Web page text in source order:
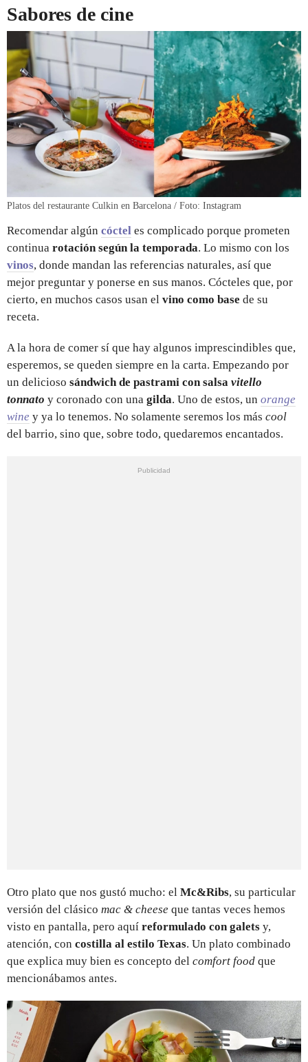
Sabores de cine
Platos del restaurante Culkin en Barcelona / Foto: Instagram
Recomendar algún cóctel es complicado porque prometen
continua rotación según la temporada. Lo mismo con los
vinos, donde mandan las referencias naturales, así que
mejor preguntar y ponerse en sus manos. Cócteles que, por
cierto, en muchos casos usan el vino como base de su
receta.
A la hora de comer sí que hay algunos imprescindibles que,
esperemos, se queden siempre en la carta. Empezando por
un delicioso sándwich de pastrami con salsa vitello
tonnato y coronado con una gilda. Uno de estos, un orange
wine y ya lo tenemos. No solamente seremos los más cool
del barrio, sino que, sobre todo, quedaremos encantados.
Otro plato que nos gustó mucho: el Mc&Ribs, su particular
versión del clásico mac & cheese que tantas veces hemos
visto en pantalla, pero aquí reformulado con galets y,
atención, con costilla al estilo Texas. Un plato combinado
que explica muy bien es concepto del comfort food que
mencionábamos antes.